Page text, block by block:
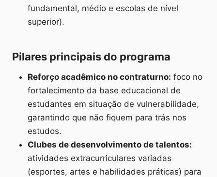
fundamental, médio e escolas de nível
superior).
Pilares principais do programa
Reforço acadêmico no contraturno: foco no
fortalecimento da base educacional de
estudantes em situação de vulnerabilidade,
garantindo que não fiquem para trás nos
estudos.
Clubes de desenvolvimento de talentos:
atividades extracurriculares variadas
(esportes, artes e habilidades práticas) para